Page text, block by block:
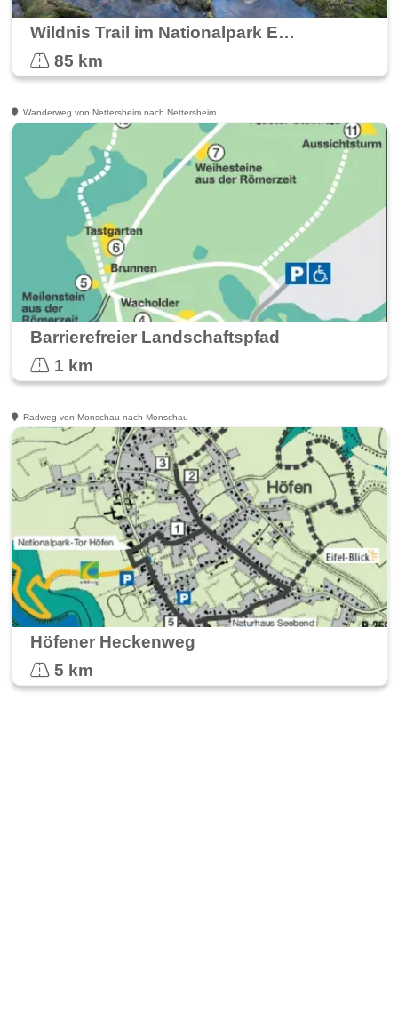
Wildnis Trail im Nationalpark Eifel
85 km
Wanderweg von Nettersheim nach Nettersheim
Barrierefreier Landschaftspfad
1 km
Radweg von Monschau nach Monschau
Höfener Heckenweg
5 km